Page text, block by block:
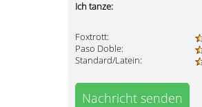
Ich tanze:
Foxtrott:
Paso Doble:
Standard/Latein:
Nachricht senden